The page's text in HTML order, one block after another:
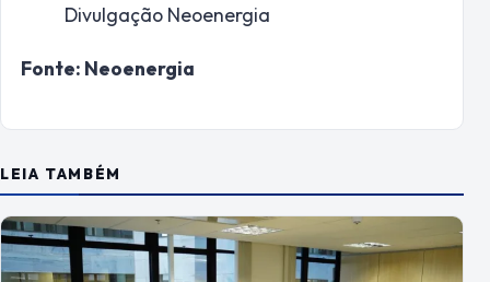
Divulgação Neoenergia
Fonte: Neoenergia
LEIA TAMBÉM